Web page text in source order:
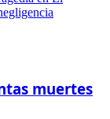
muertes